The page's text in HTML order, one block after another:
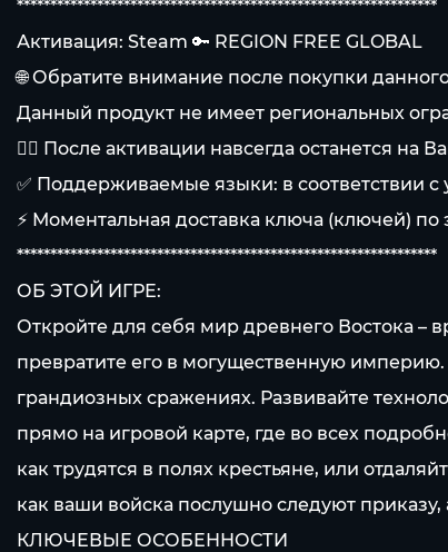
***************************************************************
Активация: Steam 🔑 REGION FREE GLOBAL
🌐 Обратите внимание после покупки
Данный продукт не имеет региональных
👍🏻 После активации навсегда останется на
✅ Поддерживаемые языки: в соответствии
⚡ Моментальная доставка ключа (ключей)
***************************************************************
ОБ ЭТОЙ ИГРЕ:
Откройте для себя мир древнего Востока –
превратите его в могущественную
грандиозных сражениях. Развивайте
прямо на игровой карте, где во всех
как трудятся в полях крестьяне, или
как ваши войска послушно следуют
КЛЮЧЕВЫЕ ОСОБЕННОСТИ